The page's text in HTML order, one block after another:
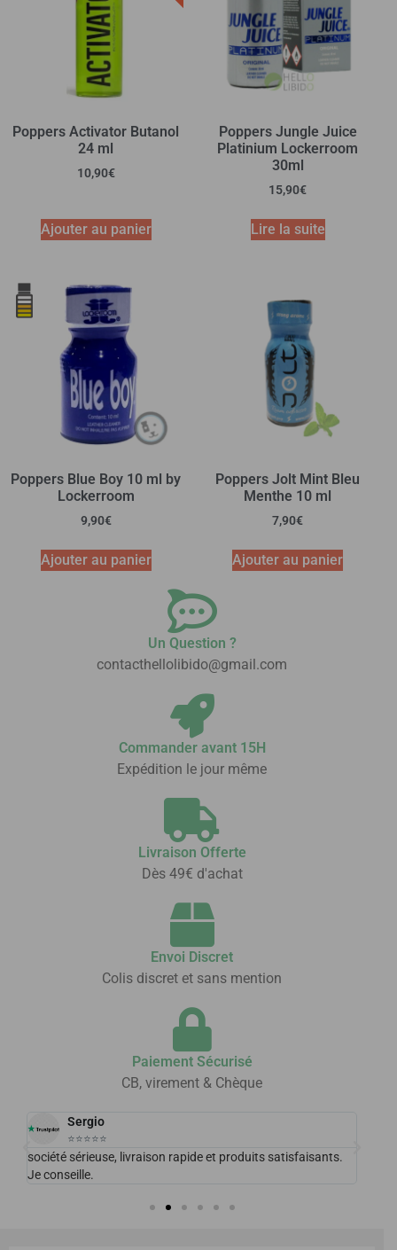
Poppers Activator Butanol
24 ml
10,90€
Ajouter au panier
Poppers Jungle Juice
Platinium Lockerroom
30ml
15,90€
Lire la suite
Poppers Blue Boy 10 ml by
Lockerroom
9,90€
Ajouter au panier
Poppers Jolt Mint Bleu
Menthe 10 ml
7,90€
Ajouter au panier
Un Question ?
contacthellolibido@gmail.com
Commander avant 15H
Expédition le jour même
Livraison Offerte
Dès 49€ d'achat
Envoi Discret
Colis discret et sans mention
Paiement Sécurisé
CB, virement & Chèque
Sergio
⭐⭐⭐⭐⭐
société sérieuse, livraison rapide et produits satisfaisants.
Je conseille.